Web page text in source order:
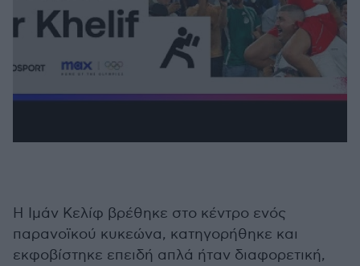
Η Ιμάν Κελίφ βρέθηκε στο κέντρο ενός
παρανοϊκού κυκεώνα, κατηγορήθηκε και
εκφοβίστηκε επειδή απλά ήταν διαφορετική,